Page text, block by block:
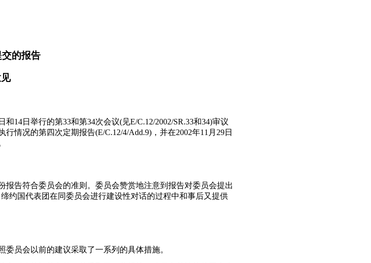
的报告
14日举行的第33和第34次会议(见E/C.12/2002/SR.33和34)审议
情况的第四次定期报告(E/C.12/4/Add.9)，并在2002年11月29日
报告符合委员会的准则。委员会赞赏地注意到报告对委员会提出
约国代表团在同委员会进行建设性对话的过程中和事后又提供
员会以前的建议采取了一系列的具体措施。